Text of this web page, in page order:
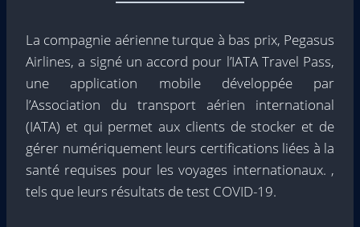
La compagnie aérienne turque à bas prix, Pegasus
Airlines, a signé un accord pour l’IATA Travel Pass,
une application mobile développée par
l’Association du transport aérien international
(IATA) et qui permet aux clients de stocker et de
gérer numériquement leurs certifications liées à la
santé requises pour les voyages internationaux. ,
tels que leurs résultats de test COVID-19.